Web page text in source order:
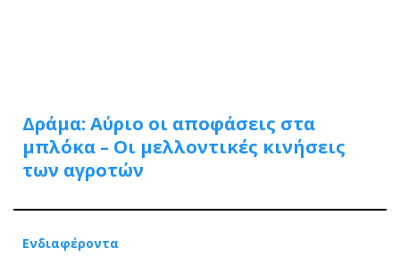
Δράμα: Αύριο οι αποφάσεις στα
μπλόκα – Οι μελλοντικές κινήσεις
των αγροτών
Ενδιαφέροντα